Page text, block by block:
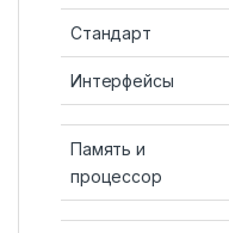
Стандарт
Интерфейсы
Память и
процессор